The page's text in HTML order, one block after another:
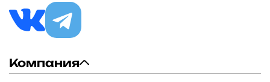
Компания